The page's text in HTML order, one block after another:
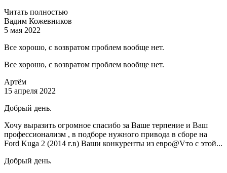
Читать полностью
Вадим Кожевников
5 мая 2022
Все хорошо, с возвратом проблем вообще нет.
Все хорошо, с возвратом проблем вообще нет.
Артём
15 апреля 2022
Добрый день.
Хочу выразить огромное спасибо за Ваше терпение и Ваш
профессионализм , в подборе нужного привода в сборе на
Ford Kuga 2 (2014 г.в) Ваши конкуренты из евро@Vто с этой...
Добрый день.